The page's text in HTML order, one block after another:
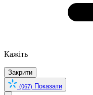
Кажіть
Закрити
(067) Показати